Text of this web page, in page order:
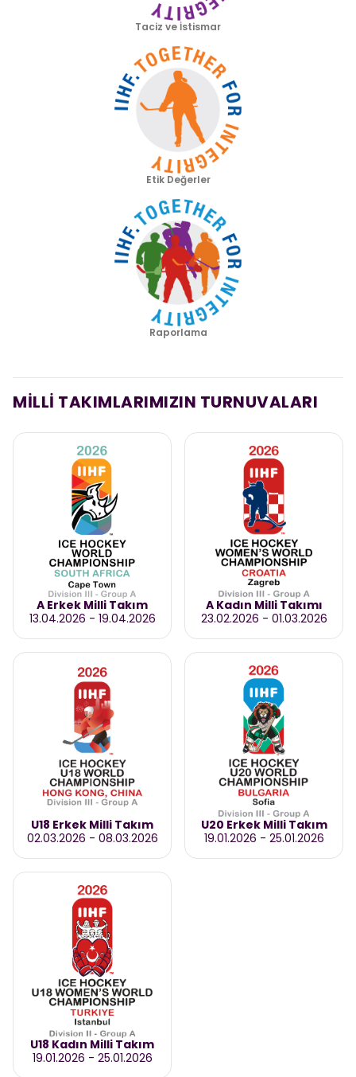
Taciz ve İstismar
Etik Değerler
Raporlama
MİLLİ TAKIMLARIMIZIN TURNUVALARI
A Erkek Milli Takım
13.04.2026 - 19.04.2026
A Kadın Milli Takımı
23.02.2026 - 01.03.2026
U18 Erkek Milli Takım
02.03.2026 - 08.03.2026
U20 Erkek Milli Takım
19.01.2026 - 25.01.2026
U18 Kadın Milli Takım
19.01.2026 - 25.01.2026